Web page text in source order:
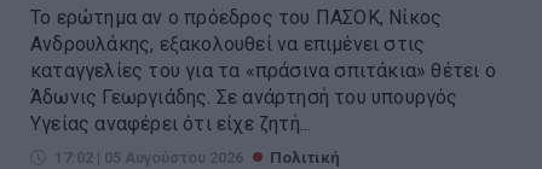
Το ερώτημα αν ο πρόεδρος του ΠΑΣΟΚ, Νίκος
Ανδρουλάκης, εξακολουθεί να επιμένει στις
καταγγελίες του για τα «πράσινα σπιτάκια» θέτει ο
Άδωνις Γεωργιάδης. Σε ανάρτησή του υπουργός
Υγείας αναφέρει ότι είχε ζητή...
17:02 | 05 Αυγούστου 2026 Πολιτική